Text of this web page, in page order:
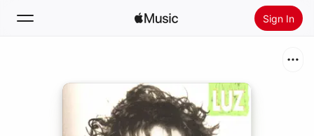
Sign In